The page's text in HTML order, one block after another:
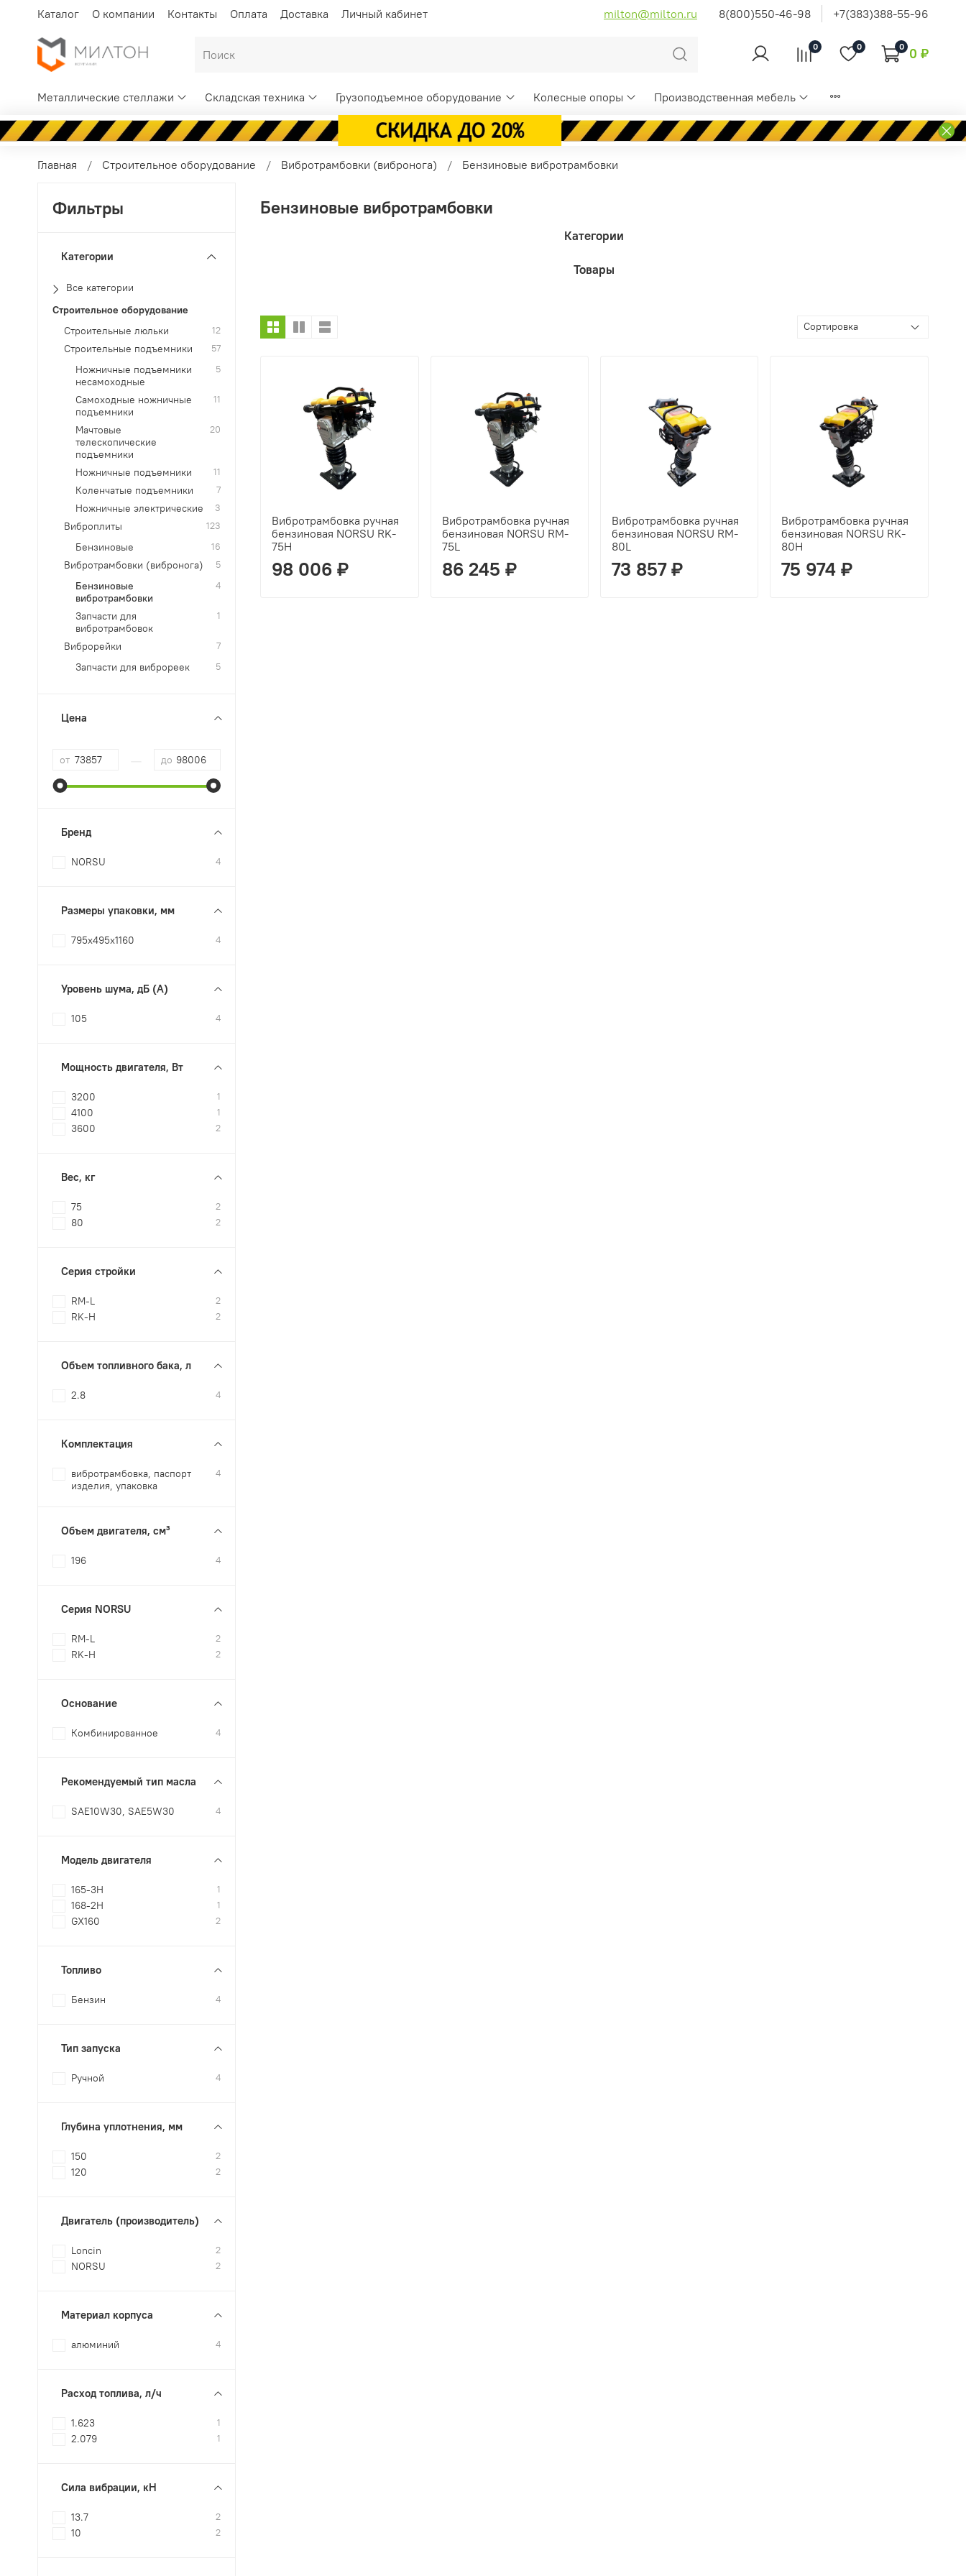
Каталог О компании Контакты Оплата Доставка Личный кабинет milton@milton.ru 8(800)550-46-98 +7(383)388-55-96
0 0 0 0 ₽
Металлические стеллажи Складская техника Грузоподъемное оборудование Колесные опоры Производственная мебель
Главная Строительное оборудование Вибротрамбовки (вибронога) Бензиновые вибротрамбовки
Бензиновые вибротрамбовки
Категории
Товары
Вибротрамбовка ручная
бензиновая NORSU RK-
75H
98 006 ₽
Вибротрамбовка ручная
бензиновая NORSU RM-
75L
86 245 ₽
Вибротрамбовка ручная
бензиновая NORSU RM-
80L
73 857 ₽
Вибротрамбовка ручная
бензиновая NORSU RK-
80H
75 974 ₽
Фильтры
Категории
Все категории
Строительное оборудование
Строительные люльки
12
Строительные подъемники 57
Ножничные подъемники
несамоходные
5
Самоходные ножничные
подъемники
11
Мачтовые
телескопические
подъемники
20
Ножничные подъемники 11
Коленчатые подъемники 7
Ножничные электрические 3
Виброплиты 123
Бензиновые 16
Вибротрамбовки (вибронога) 5
Бензиновые
вибротрамбовки
4
Запчасти для
вибротрамбовок
1
Виброрейки 7
Запчасти для виброреек 5
Цена
от до
Бренд
NORSU 4
Размеры упаковки, мм
795x495x1160 4
Уровень шума, дБ (А)
105 4
Мощность двигателя, Вт
3200 1
4100 1
3600 2
Вес, кг
75 2
80 2
Серия стройки
RM-L 2
RK-H 2
Объем топливного бака, л
2.8 4
Комплектация
вибротрамбовка, паспорт
изделия, упаковка
4
Объем двигателя, см³
196 4
Серия NORSU
RM-L 2
RK-H 2
Основание
Комбинированное 4
Рекомендуемый тип масла
SAE10W30, SAE5W30 4
Модель двигателя
165-3H 1
168-2H 1
GX160 2
Топливо
Бензин 4
Тип запуска
Ручной 4
Глубина уплотнения, мм
150 2
120 2
Двигатель (производитель)
Loncin 2
NORSU 2
Материал корпуса
алюминий 4
Расход топлива, л/ч
1.623 1
2.079 1
Сила вибрации, кН
13.7 2
10 2